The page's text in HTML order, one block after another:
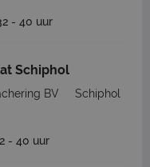
- 40 uur
Schiphol
BV
Schiphol
- 40 uur